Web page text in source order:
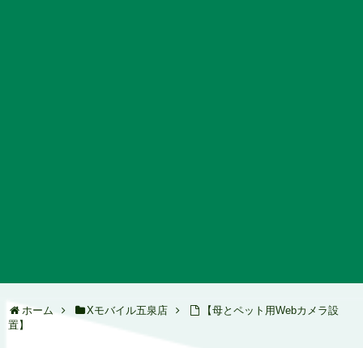
ホーム Xモバイル五泉店
【母とペット用Webカメラ設
置】